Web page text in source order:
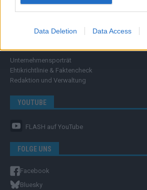
Data Deletion Data Access
Unternehmensporträt
Ehtikrichtlinie & Faktencheck
Redaktion und Verwaltung
YOUTUBE
FLASH auf YouTube
FOLGE UNS
Facebook
Bluesky